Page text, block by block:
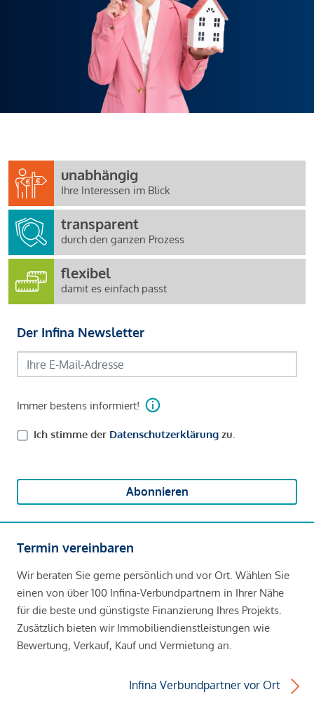
unabhängig
Ihre Interessen im Blick
transparent
durch den ganzen Prozess
flexibel
damit es einfach passt
Der Infina Newsletter
Immer bestens informiert!
Ich stimme der Datenschutzerklärung zu.
Abonnieren
Termin vereinbaren
Wir beraten Sie gerne persönlich und vor Ort. Wählen Sie
einen von über 100 Infina-Verbundpartnern in Ihrer Nähe
für die beste und günstigste Finanzierung Ihres Projekts.
Zusätzlich bieten wir Immobiliendienstleistungen wie
Bewertung, Verkauf, Kauf und Vermietung an.
Infina Verbundpartner vor Ort